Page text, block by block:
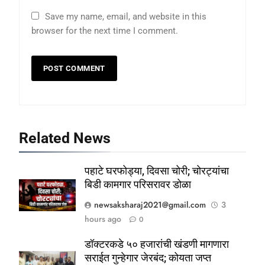
Save my name, email, and website in this
browser for the next time I comment.
Related News
पहाटे घरफोड्या, दिवसा चोरी; चोरट्यांचा
बिडी कामगार परिसरावर डोळा
newsaksharaj2021@gmail.com
3
hours ago
0
डॉक्टरकडे ५० हजारांची खंडणी मागणारा
सराईत गुन्हेगार जेरबंद; कोयता जप्त